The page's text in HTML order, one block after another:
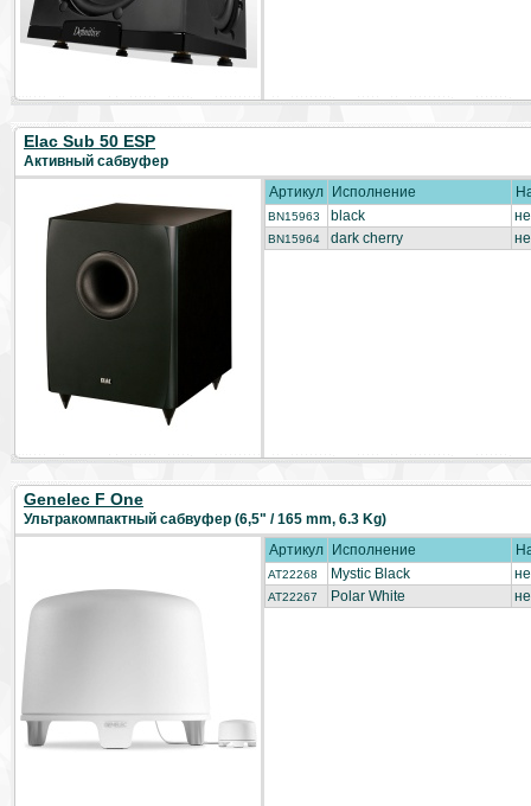
Elac Sub 50 ESP
Активный сабвуфер
Артикул
Исполнение
BN15963 black
BN15964 dark cherry
Genelec F One
Ультракомпактный сабвуфер (6,5" / 165 mm, 6.3 Kg)
Артикул
Исполнение
AT22268 Mystic Black
AT22267 Polar White